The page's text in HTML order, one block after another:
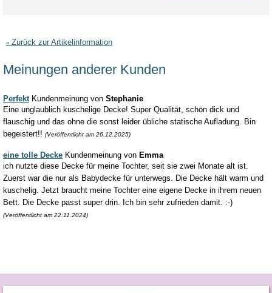
« Zurück zur Artikelinformation
Meinungen anderer Kunden
PerfektKundenmeinung von Stephanie
Eine unglaublich kuschelige Decke! Super Qualität, schön dick und
flauschig und das ohne die sonst leider übliche statische Aufladung. Bin
begeistert!! (Veröffentlicht am 26.12.2025)
eine tolle Decke Kundenmeinung von Emma
ich nutzte diese Decke für meine Tochter, seit sie zwei Monate alt ist.
Zuerst war die nur als Babydecke für unterwegs. Die Decke hält warm und
kuschelig. Jetzt braucht meine Tochter eine eigene Decke in ihrem neuen
Bett. Die Decke passt super drin. Ich bin sehr zufrieden damit. :-)
(Veröffentlicht am 22.11.2024)